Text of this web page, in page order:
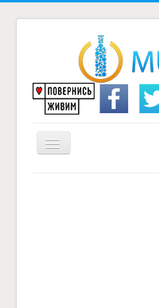
Перемикач
навігації